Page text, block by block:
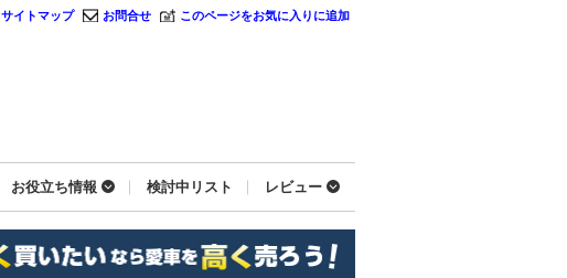
サイトマップ お問合せ このページをお気に入りに追加
お役立ち情報 検討中リスト レビュー